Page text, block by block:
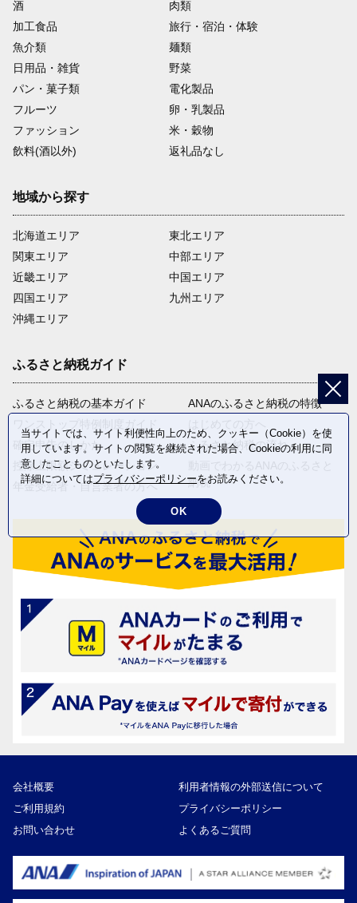
酒
肉類
加工食品
旅行・宿泊・体験
魚介類
麺類
日用品・雑貨
野菜
パン・菓子類
電化製品
フルーツ
卵・乳製品
ファッション
米・穀物
飲料(酒以外)
返礼品なし
地域から探す
北海道エリア
関東エリア
近畿エリア
四国エリア
沖縄エリア
東北エリア
中部エリア
中国エリア
九州エリア
ふるさと納税ガイド
ふるさと納税の基本ガイド
確定申告のしかた
控除上限額シミュレーション
年金受給者・自営業者の方へ
ANAのふるさと納税の特徴
ふるさと納税の流れ
納税
会社概要
利用者情報の外部送信について
ご利用規約
プライバシーポリシー
お問い合わせ
よくあるご質問
当サイトでは、サイト利便性向上のため、クッキー（Cookie）を使
用しています。サイトの閲覧を継続された場合、Cookieの利用に同
意したことものといたします。
詳細についてはプライバシーポリシーをお読みください。
OK